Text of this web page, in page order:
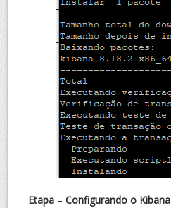
Etapa – Configurando o Kibana